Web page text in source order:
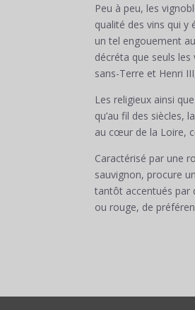
Peu à peu, les
qualité des vins qui y
un tel engouement
décréta que seuls
sans-Terre et Henri
Les religieux ainsi
qu’au fil des siècles,
au cœur de la Loire,
Caractérisé par une
sauvignon, procure
tantôt accentués par
ou rouge, de